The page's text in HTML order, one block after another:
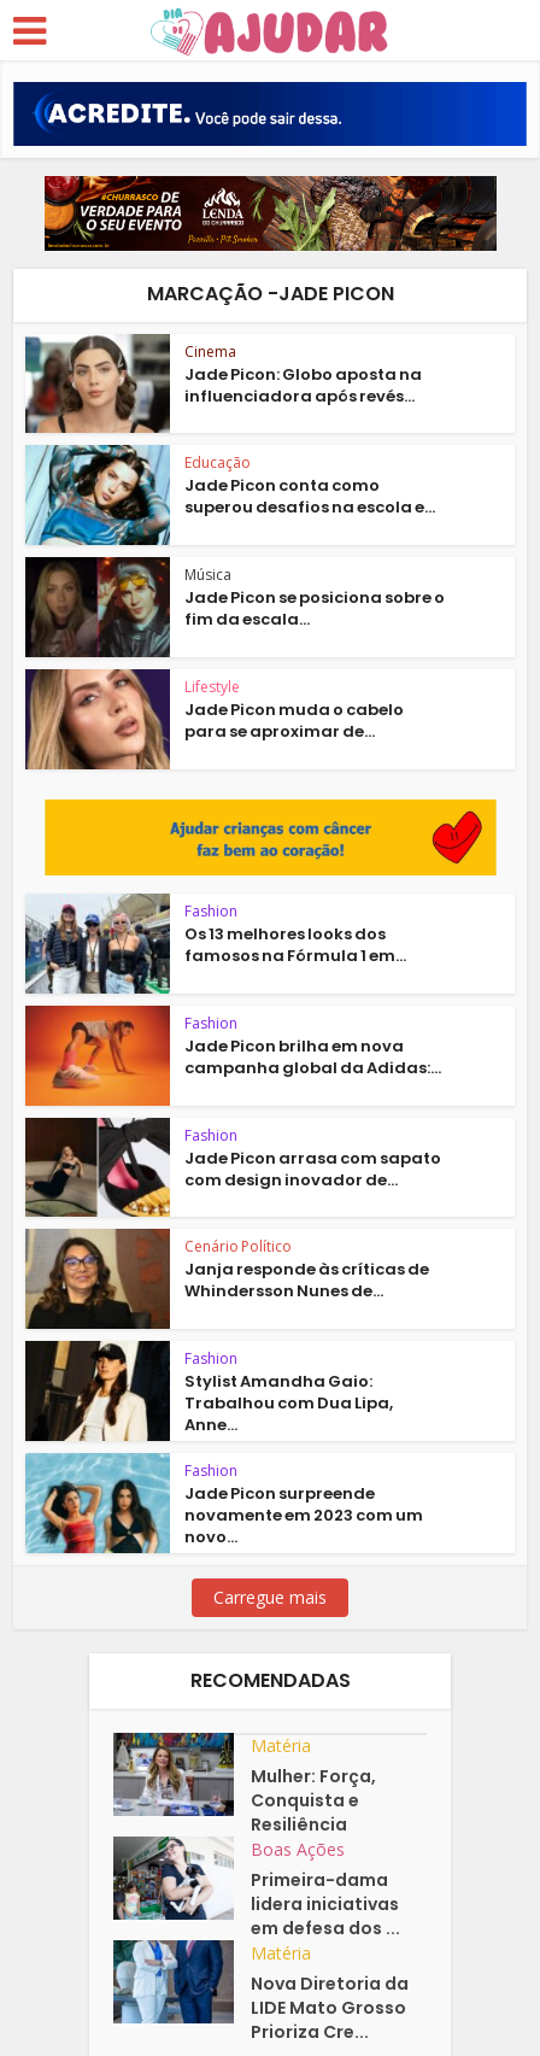
MARCAÇÃO -JADE PICON
Cinema
Jade Picon: Globo aposta na
influenciadora após revés...
Educação
Jade Picon conta como
superou desafios na escola e...
Música
Jade Picon se posiciona sobre o
fim da escala...
Lifestyle
Jade Picon muda o cabelo
para se aproximar de...
Fashion
Os 13 melhores looks dos
famosos na Fórmula 1 em...
Fashion
Jade Picon brilha em nova
campanha global da Adidas:...
Fashion
Jade Picon arrasa com sapato
com design inovador de...
Cenário Político
Janja responde às críticas de
Whindersson Nunes de...
Fashion
Stylist Amandha Gaio:
Trabalhou com Dua Lipa,
Anne...
Fashion
Jade Picon surpreende
novamente em 2023 com um
novo...
Carregue mais
RECOMENDADAS
Matéria
Mulher: Força,
Conquista e
Resiliência
Boas Ações
Primeira-dama
lidera iniciativas
em defesa dos ...
Matéria
Nova Diretoria da
LIDE Mato Grosso
Prioriza Cre...